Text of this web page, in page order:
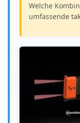
Welche
umfassende